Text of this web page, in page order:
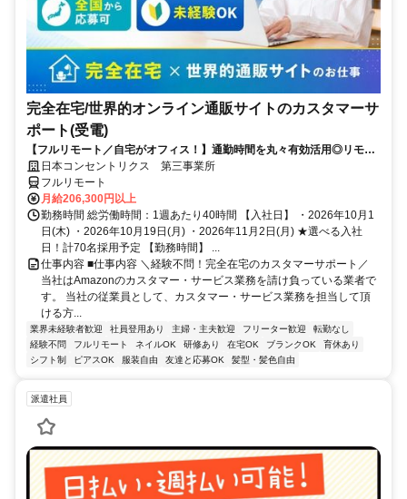
完全在宅/世界的オンライン通販サイトのカスタマーサ
ポート(受電)
【フルリモート／自宅がオフィス！】通勤時間を丸々有効活用◎リモー
ト研修・フォロー充実で在宅でも安心★セールス要素一切なし！
日本コンセントリクス 第三事業所
フルリモート
月給206,300円以上
勤務時間 総労働時間：1週あたり40時間 【入社日】 ・2026年10月1
日(木) ・2026年10月19日(月) ・2026年11月2日(月) ★選べる入社
日！計70名採用予定 【勤務時間】 ...
仕事内容 ■仕事内容 ＼経験不問！完全在宅のカスタマーサポート／
当社はAmazonのカスタマー・サービス業務を請け負っている業者で
す。 当社の従業員として、カスタマー・サービス業務を担当して頂
ける方...
業界未経験者歓迎 社員登用あり 主婦・主夫歓迎 フリーター歓迎
転勤なし
経験不問
フルリモート ネイルOK 研修あり 在宅OK ブランクOK
育休あり
シフト制
ピアスOK 服装自由 友達と応募OK 髪型・髪色自由
派遣社員